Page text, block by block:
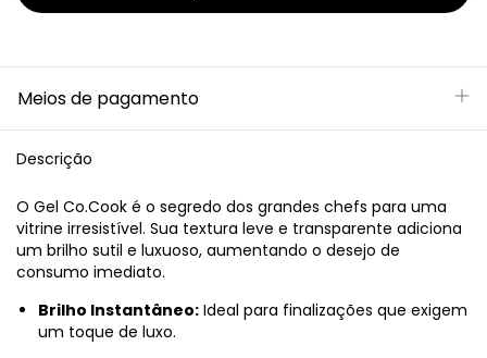
Meios de pagamento
Descrição
O Gel Co.Cook é o segredo dos grandes chefs para uma
vitrine irresistível. Sua textura leve e transparente adiciona
um brilho sutil e luxuoso, aumentando o desejo de
consumo imediato.
Brilho Instantâneo: Ideal para finalizações que exigem
um toque de luxo.